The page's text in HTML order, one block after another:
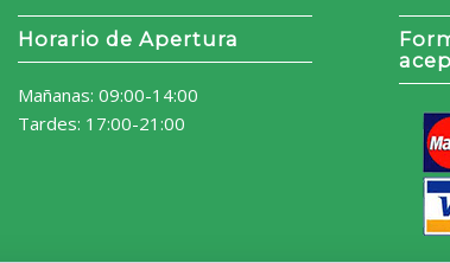
Horario de Apertura
Mañanas: 09:00-14:00
Tardes: 17:00-21:00